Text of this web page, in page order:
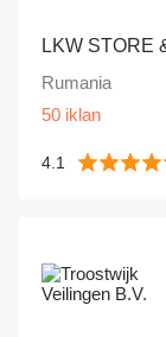
Rumania
50 iklan
4.1